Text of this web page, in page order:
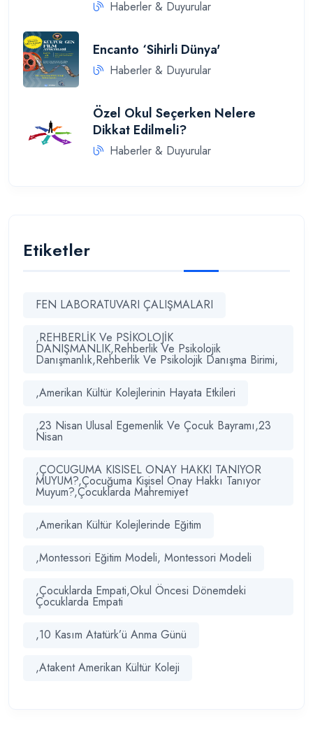
Haberler & Duyurular
Encanto ‘Sihirli Dünya'
Haberler & Duyurular
Özel Okul Seçerken Nelere
Dikkat Edilmeli?
Haberler & Duyurular
Etiketler
FEN LABORATUVARI ÇALIŞMALARI
,REHBERLİK Ve PSİKOLOJİK
DANIŞMANLIK,Rehberlik Ve Psikolojik
Danışmanlık,Rehberlik Ve Psikolojik Danışma Birimi,
,Amerikan Kültür Kolejlerinin Hayata Etkileri
,23 Nisan Ulusal Egemenlik Ve Çocuk Bayramı,23
Nisan
,ÇOCUGUMA KISISEL ONAY HAKKI TANIYOR
MUYUM?,Çocuğuma Kişisel Onay Hakkı Tanıyor
Muyum?,Çocuklarda Mahremiyet
,Amerikan Kültür Kolejlerinde Eğitim
,Montessori Eğitim Modeli, Montessori Modeli
,Çocuklarda Empati,Okul Öncesi Dönemdeki
Çocuklarda Empati
,10 Kasım Atatürk’ü Anma Günü
,Atakent Amerikan Kültür Koleji